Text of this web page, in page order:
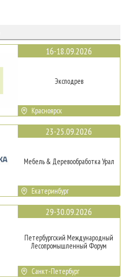
16-18.09.2026
Эксподрев
Красноярск
23-25.09.2026
Мебель & Деревообработка Урал
Екатеринбург
29-30.09.2026
Петербургский Международный
Лесопромышленный Форум
Санкт-Петербург